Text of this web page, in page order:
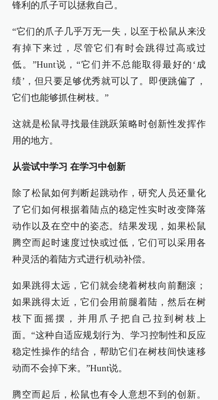
锋利的爪子可以拯救自己。
“它们的爪子几乎万无一失，以至于松鼠从来没
有掉下来过，尽管它们有时会跳得过高或过
低。”Hunt说，“它们并不总能取得最好的‘成
绩’，但只要足够优秀就可以了。即便跳偏了，
它们也能够抓住树枝。”
这就是松鼠寻找最佳跳跃策略时创新性发挥作
用的地方。
从尝试中学习 在学习中创新
除了松鼠如何判断起跳动作，研究人员还量化
了它们如何根据着陆点的稳定性实时改变降落
动作以及在空中的姿态。结果发现，如果松鼠
腾空而起时速度过快或过低，它们可以采用各
种灵活的着陆方式进行机动补偿。
如果跳得太远，它们就会绕着树枝向前翻滚；
如果跳得太近，它们会用前腿着陆，然后在树
枝下面摇摆，并用爪子把自己拉到树枝上
面。“这种自适应规划行为、学习控制性和反应
稳定性操作的结合，帮助它们在树枝间快速移
动而不会掉下来。”Hunt说。
腾空而起后，松鼠也有令人意想不到的创新。